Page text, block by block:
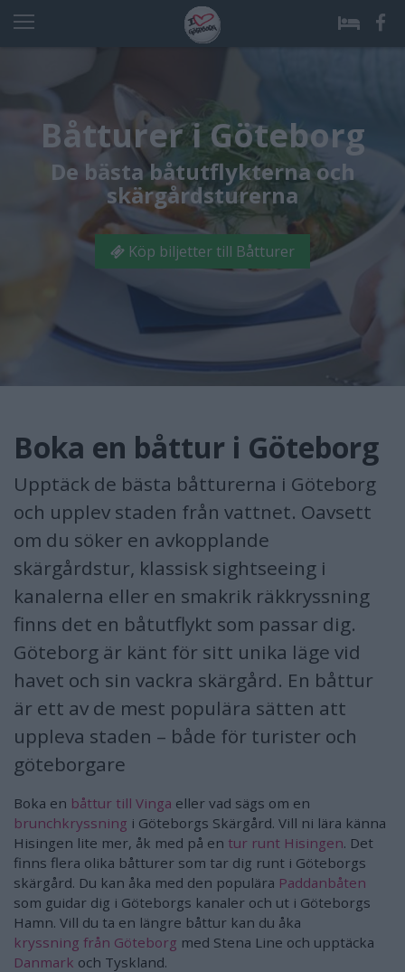
Båtturer i Göteborg
De bästa båtutflykterna och
skärgårdsturerna
Köp biljetter till Båtturer
Boka en båttur i Göteborg
Upptäck de bästa båtturerna i Göteborg
och upplev staden från vattnet. Oavsett
om du söker en avkopplande
skärgårdstur, klassisk sightseeing i
kanalerna eller en smakrik räkkryssning
finns det en båtutflykt som passar dig.
Göteborg är känt för sitt unika läge vid
havet och sin vackra skärgård. En båttur
är ett av de mest populära sätten att
uppleva staden – både för turister och
göteborgare
Boka en båttur till Vinga eller vad sägs om en
brunchkryssning i Göteborgs Skärgård. Vill ni lära känna
Hisingen lite mer, åk med på en tur runt Hisingen. Det
finns flera olika båtturer som tar dig runt i Göteborgs
skärgård. Du kan åka med den populära Paddanbåten
som guidar dig i Göteborgs kanaler och ut i Göteborgs
Hamn. Vill du ta en längre båttur kan du åka
kryssning från Göteborg med Stena Line och upptäcka
Danmark och Tyskland.